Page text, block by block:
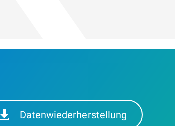
Datenwiederherstellung